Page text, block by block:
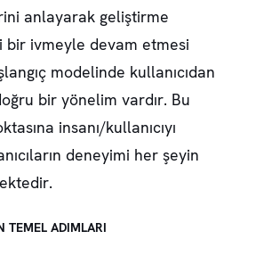
anlayarak geliştirme
ivmeyle devam etmesi
modelinde kullanıcıdan
bir yönelim vardır. Bu
insanı/kullanıcıyı
deneyimi her şeyin
TEMEL ADIMLARI